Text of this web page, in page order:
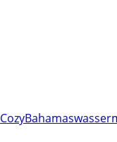
CozyBahamas